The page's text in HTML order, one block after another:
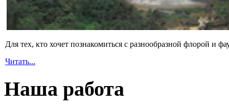
Для тех, кто хочет познакомиться с разнообразной флорой и
Читать...
Наша работа